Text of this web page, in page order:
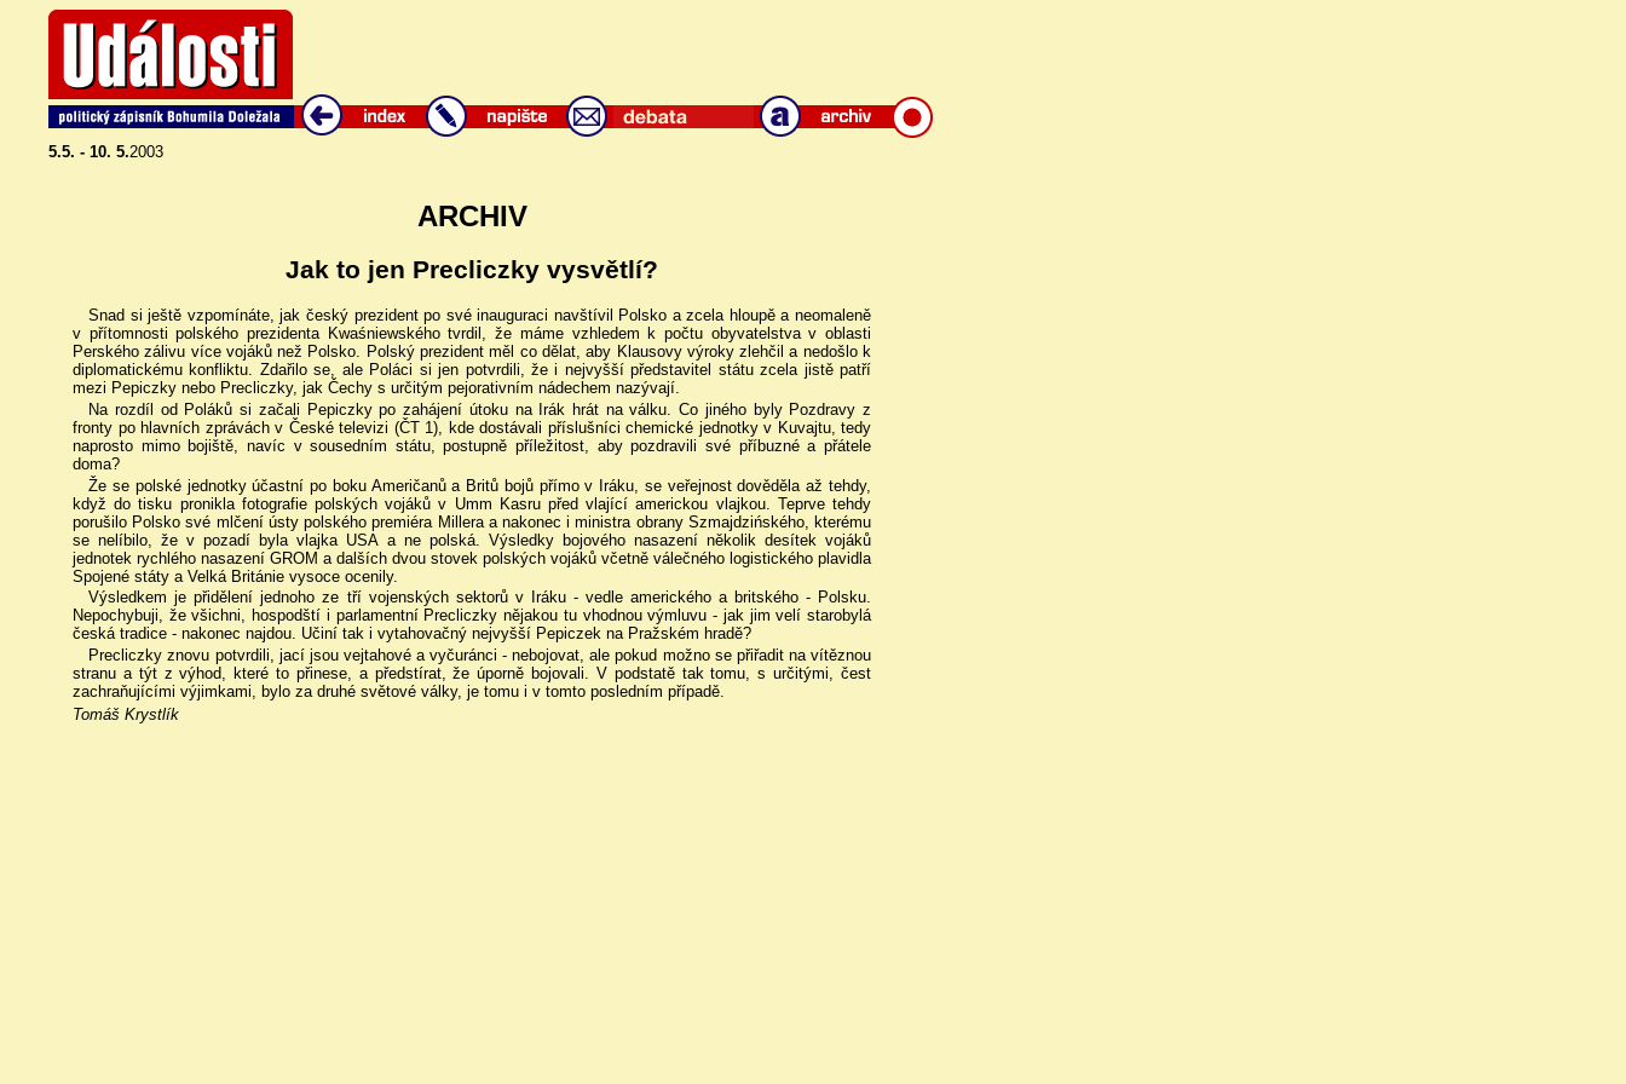
5.5. - 10. 5.2003
ARCHIV
Jak to jen Precliczky vysvětlí?
Snad si ještě vzpomínáte, jak český prezident po své inauguraci navštívil Polsko a zcela hloupě a neomaleně
v přítomnosti polského prezidenta Kwaśniewského tvrdil, že máme vzhledem k počtu obyvatelstva v oblasti
Perského zálivu více vojáků než Polsko. Polský prezident měl co dělat, aby Klausovy výroky zlehčil a nedošlo k
diplomatickému konfliktu. Zdařilo se, ale Poláci si jen potvrdili, že i nejvyšší představitel státu zcela jistě patří
mezi Pepiczky nebo Precliczky, jak Čechy s určitým pejorativním nádechem nazývají.
Na rozdíl od Poláků si začali Pepiczky po zahájení útoku na Irák hrát na válku. Co jiného byly Pozdravy z
fronty po hlavních zprávách v České televizi (ČT 1), kde dostávali příslušníci chemické jednotky v Kuvajtu, tedy
naprosto mimo bojiště, navíc v sousedním státu, postupně příležitost, aby pozdravili své příbuzné a přátele
doma?
Že se polské jednotky účastní po boku Američanů a Britů bojů přímo v Iráku, se veřejnost dověděla až tehdy,
když do tisku pronikla fotografie polských vojáků v Umm Kasru před vlající americkou vlajkou. Teprve tehdy
porušilo Polsko své mlčení ústy polského premiéra Millera a nakonec i ministra obrany Szmajdzińského, kterému
se nelíbilo, že v pozadí byla vlajka USA a ne polská. Výsledky bojového nasazení několik desítek vojáků
jednotek rychlého nasazení GROM a dalších dvou stovek polských vojáků včetně válečného logistického plavidla
Spojené státy a Velká Británie vysoce ocenily.
Výsledkem je přidělení jednoho ze tří vojenských sektorů v Iráku - vedle amerického a britského - Polsku.
Nepochybuji, že všichni, hospodští i parlamentní Precliczky nějakou tu vhodnou výmluvu - jak jim velí starobylá
česká tradice - nakonec najdou. Učiní tak i vytahovačný nejvyšší Pepiczek na Pražském hradě?
Precliczky znovu potvrdili, jací jsou vejtahové a vyčuránci - nebojovat, ale pokud možno se přiřadit na vítěznou
stranu a týt z výhod, které to přinese, a předstírat, že úporně bojovali. V podstatě tak tomu, s určitými, čest
zachraňujícími výjimkami, bylo za druhé světové války, je tomu i v tomto posledním případě.
Tomáš Krystlík